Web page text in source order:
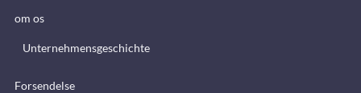
om os
Unternehmensgeschichte
Forsendelse